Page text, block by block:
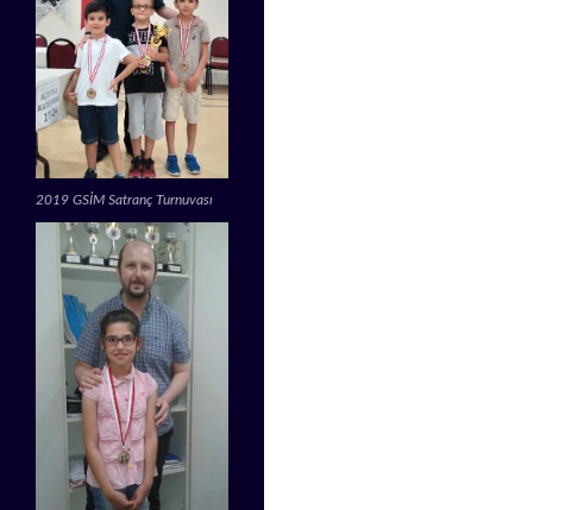
2019 GSİM Satranç Turnuvası